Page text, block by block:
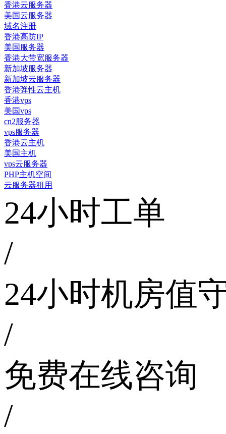
香港云服务器
美国云服务器
域名注册
香港高防IP
美国服务器
香港大带宽服务器
新加坡服务器
新加坡云服务器
香港弹性云主机
香港vps
美国vps
cn2服务器
vps服务器
香港云主机
美国主机
vps云服务器
PHP主机空间
云服务器租用
24小时工单
/
24小时机房值
/
免费在线咨询
/